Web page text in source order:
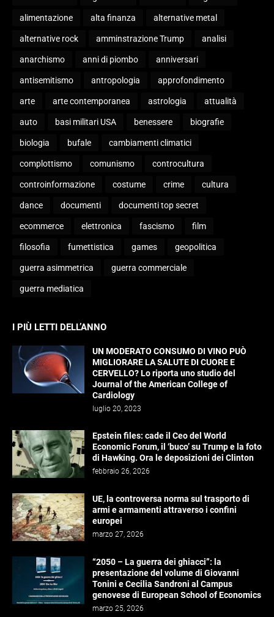
alimentazione alta finanza alternative metal
alternative rock amminstrazione Trump analisi
anarchismo anni di piombo anniversari
antisemitismo antropologia approfondimento
arte arte contemporanea astrologia attualità
auto basi militari USA benessere biografie
biologia bufale cambiamenti climatici
complottismo comunismo controcultura
controinformazione costume crime cultura
dance documenti documenti top secret
ecommerce elettronica fascismo film
filosofia fumettistica games geopolitica
guerra asimmetrica guerra commerciale
guerra mediatica
I PIÙ LETTI DELL’ANNO
UN MODERATO CONSUMO DI VINO PUÒ
MIGLIORARE LA SALUTE DI CUORE E
CERVELLO? Lo riporta uno studio del
Journal of the American College of
Cardiology
luglio 20, 2023
Epstein files: cade il Ceo del World
Economic Forum, il ‘buco’ su Trump e la foto
di Hawking. Ora le deposizioni dei Clinton
febbraio 26, 2026
UE, la controversa norma sul trasporto di
armi e armamenti attraverso i confini
europei
marzo 27, 2026
“2050 – La guerra dei ghiacci”: la
presentazione del volume di Giovanni
Tonini e Cecilia Sandroni al Campus
genovese di European School of Economics
marzo 25, 2026